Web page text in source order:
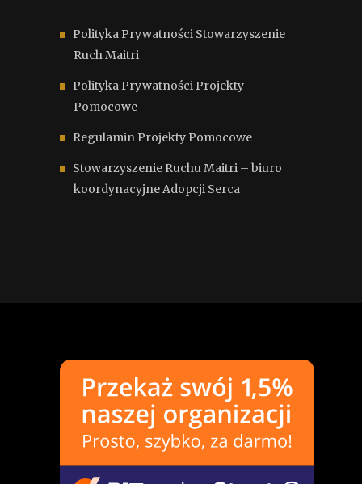
Polityka Prywatności Stowarzyszenie
Ruch Maitri
Polityka Prywatności Projekty
Pomocowe
Regulamin Projekty Pomocowe
Stowarzyszenie Ruchu Maitri – biuro
koordynacyjne Adopcji Serca